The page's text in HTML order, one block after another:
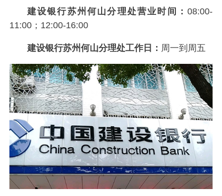
建设银行苏州何山分理处营业时间： 08:00-
11:00；12:00-16:00
建设银行苏州何山分理处工作日： 周一到周五